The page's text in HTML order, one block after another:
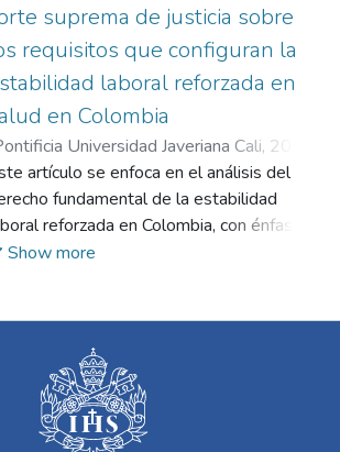
suprema de justicia sobre
requisitos que configuran la
laboral reforzada en
en Colombia
Universidad Javeriana Cali, 2024
Paz, Cristian Kevin ;Rengifo Campo,
Virginia
artículo se enfoca en el análisis del
fundamental de la estabilidad
reforzada en Colombia, con énfasis
su aplicación en situaciones de salud. Se
este derecho. Se comparan las posturas de
la Corte Constitucional y la Corte Suprema
de Justicia en relación con la protección de
los trabajadores en situación de
Show more